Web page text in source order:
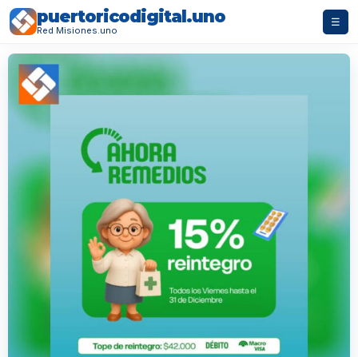
puertoricodigital.uno
Red Misiones.uno
☰